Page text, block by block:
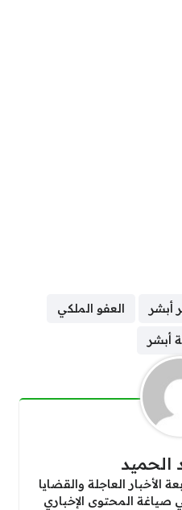
أبشر العفو الملكي
أبشر
الحميد
العاجلة والقضايا
صياغة المحتوى الإخباري